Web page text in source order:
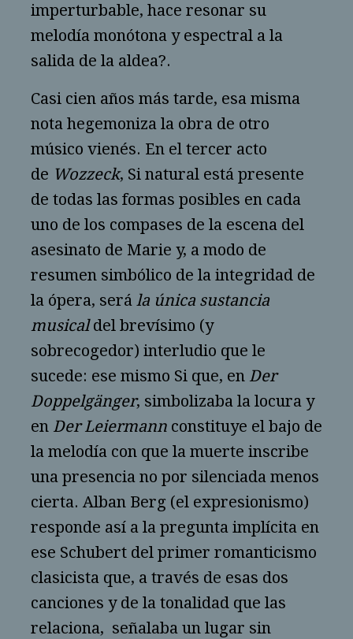
imperturbable, hace resonar su
melodía monótona y espectral a la
salida de la aldea?.
Casi cien años más tarde, esa misma
nota hegemoniza la obra de otro
músico vienés. En el tercer acto
de Wozzeck, Si natural está presente
de todas las formas posibles en cada
uno de los compases de la escena del
asesinato de Marie y, a modo de
resumen simbólico de la integridad de
la ópera, será la única sustancia
musicaldel brevísimo (y
sobrecogedor) interludio que le
sucede: ese mismo Si que, en Der
Doppelgänger, simbolizaba la locura y
en Der Leiermann constituye el bajo de
la melodía con que la muerte inscribe
una presencia no por silenciada menos
cierta. Alban Berg (el expresionismo)
responde así a la pregunta implícita en
ese Schubert del primer romanticismo
clasicista que, a través de esas dos
canciones y de la tonalidad que las
relaciona, señalaba un lugar sin